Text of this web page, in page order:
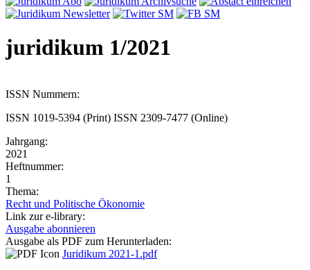
juridikum 1/2021
ISSN Nummern:
ISSN 1019-5394 (Print) ISSN 2309-7477 (Online)
Jahrgang:
2021
Heftnummer:
1
Thema:
Recht und Politische Ökonomie
Link zur e-library:
Ausgabe abonnieren
Ausgabe als PDF zum Herunterladen:
Juridikum 2021-1.pdf